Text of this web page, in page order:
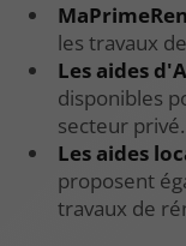
les travaux
Les aides
disponibles
secteur privé.
Les aides
proposent
travaux de